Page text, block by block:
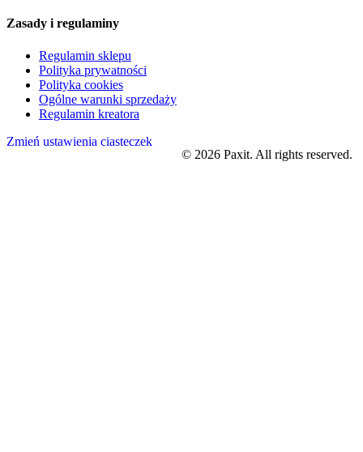
Zasady i regulaminy
Regulamin sklepu
Polityka prywatności
Polityka cookies
Ogólne warunki sprzedaży
Regulamin kreatora
Zmień ustawienia ciasteczek
© 2026 Paxit. All rights reserved.